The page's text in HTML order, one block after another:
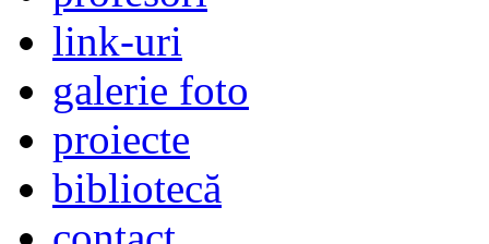
link-uri
galerie foto
proiecte
bibliotecă